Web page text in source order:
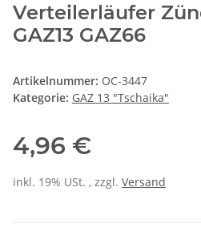
Verteilerläufer
GAZ13 GAZ66
Artikelnummer: OC-3447
Kategorie: GAZ 13 "Tschaika"
4,96 €
inkl. 19% USt. , zzgl. Versand